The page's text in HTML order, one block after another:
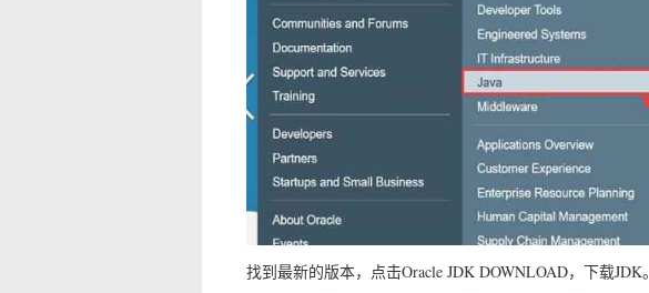
找到最新的版本，点击Oracle JDK DOWNLOAD，下载JDK。